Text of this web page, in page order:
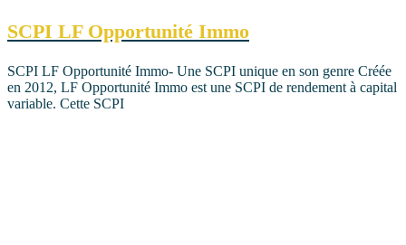
SCPI LF Opportunité Immo
SCPI LF Opportunité Immo- Une SCPI unique en son genre Créée
en 2012, LF Opportunité Immo est une SCPI de rendement à capital
variable. Cette SCPI